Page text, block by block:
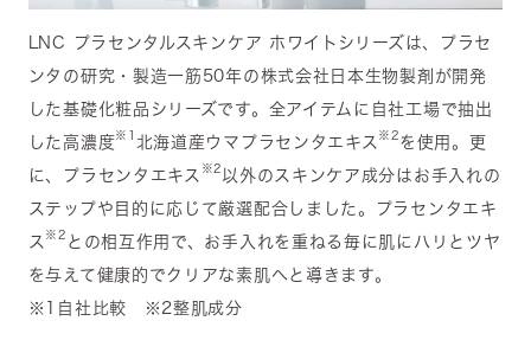
LNC プラセンタルスキンケア ホワイトシリーズは、プラセ
ンタの研究・製造一筋50年の株式会社日本生物製剤が開発
した基礎化粧品シリーズです。全アイテムに自社工場で抽出
した高濃度※1 北海道産ウマプラセンタエキス ※2 を使用。更
に、プラセンタエキス ※2 以外のスキンケア成分はお手入れの
ステップや目的に応じて厳選配合しました。プラセンタエキ
ス ※2 との相互作用で、お手入れを重ねる毎に肌にハリとツヤ
を与えて健康的でクリアな素肌へと導きます。
※1自社比較 ※2整肌成分